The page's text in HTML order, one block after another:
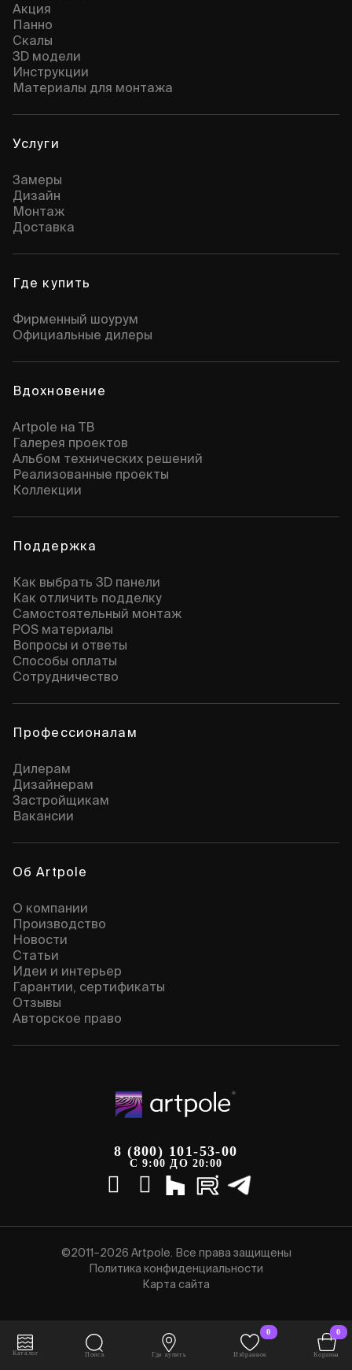
Каталог Поиск Где купить
0
Избранное
0
Корзина
Акция
Панно
Скалы
3D модели
Инструкции
Материалы для монтажа
Услуги
Замеры
Дизайн
Монтаж
Доставка
Где купить
Фирменный шоурум
Официальные дилеры
Вдохновение
Artpole на ТВ
Галерея проектов
Альбом технических решений
Реализованные проекты
Коллекции
Поддержка
Как выбрать 3D панели
Как отличить подделку
Самостоятельный монтаж
POS материалы
Вопросы и ответы
Способы оплаты
Сотрудничество
Профессионалам
Дилерам
Дизайнерам
Застройщикам
Вакансии
Об Artpole
О компании
Производство
Новости
Статьи
Идеи и интерьер
Гарантии, сертификаты
Отзывы
Авторское право
8 (800) 101-53-00
С 9:00 ДО 20:00
©2011–2026 Artpole. Все права защищены
Политика конфиденциальности
Карта сайта